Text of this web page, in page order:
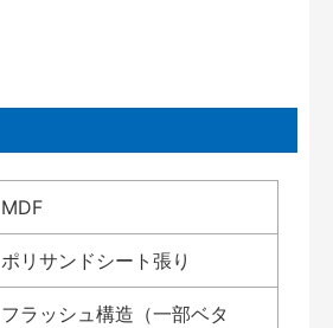
MDF
ポリサンドシート張り
フラッシュ構造（一部ベタ